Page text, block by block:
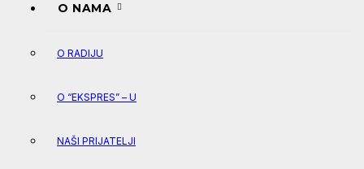
O NAMA
O RADIJU
O “EKSPRES” – U
NAŠI PRIJATELJI